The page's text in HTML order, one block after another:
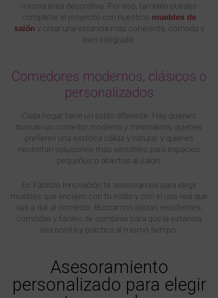
misma línea decorativa. Por eso, también puedes
completar el proyecto con nuestros muebles de
salón y crear una estancia más coherente, cómoda y
bien integrada.
Comedores modernos, clásicos o
personalizados
Cada hogar tiene un estilo diferente. Hay quienes
buscan un comedor moderno y minimalista, quienes
prefieren una estética cálida y natural, y quienes
necesitan soluciones más versátiles para espacios
pequeños o abiertos al salón.
En Fabrizio Innovación te asesoramos para elegir
muebles que encajen con tu estilo y con el uso real que
vas a dar al comedor. Buscamos piezas resistentes,
cómodas y fáciles de combinar para que la estancia
sea bonita y práctica al mismo tiempo.
Asesoramiento
personalizado para elegir